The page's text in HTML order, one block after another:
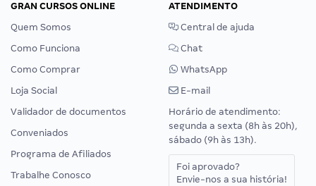
GRAN CURSOS ONLINE
Quem Somos
Como Funciona
Como Comprar
Loja Social
Validador de documentos
Conveniados
Programa de Afiliados
Trabalhe Conosco
ATENDIMENTO
Central de ajuda
Chat
WhatsApp
E-mail
Horário de atendimento:
segunda a sexta (8h às 20h),
sábado (9h às 13h).
Foi aprovado?
Envie-nos a sua história!